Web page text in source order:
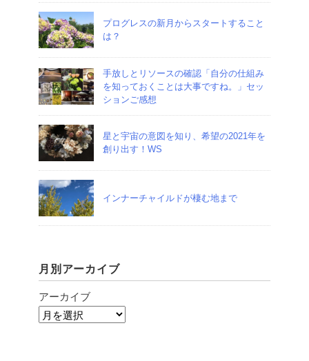
プログレスの新月からスタートすること
は？
手放しとリソースの確認「自分の仕組み
を知っておくことは大事ですね。」セッ
ションご感想
星と宇宙の意図を知り、希望の2021年を
創り出す！WS
インナーチャイルドが棲む地まで
月別アーカイブ
アーカイブ